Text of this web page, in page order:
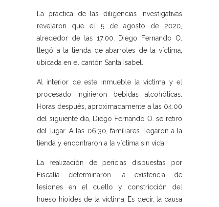
La práctica de las diligencias investigativas
revelaron que el 5 de agosto de 2020,
alrededor de las 17:00, Diego Fernando O.
llegó a la tienda de abarrotes de la víctima,
ubicada en el cantón Santa Isabel.
Al interior de este inmueble la víctima y el
procesado ingirieron bebidas alcohólicas.
Horas después, aproximadamente a las 04:00
del siguiente día, Diego Fernando O. se retiró
del lugar. A las 06:30, familiares llegaron a la
tienda y encontraron a la víctima sin vida.
La realización de pericias dispuestas por
Fiscalía determinaron la existencia de
lesiones en el cuello y constricción del
hueso hioides de la víctima. Es decir, la causa